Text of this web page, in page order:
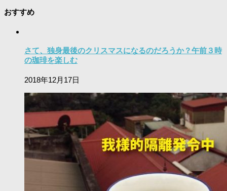
おすすめ
さて、独身最後のクリスマスになるのだろうか？午前３時
の珈琲を楽しむ
2018年12月17日